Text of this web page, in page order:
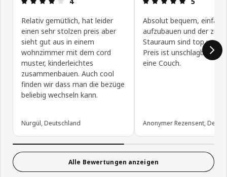
Relativ gemütlich, hat leider
einen sehr stolzen preis aber
sieht gut aus in einem
wohnzimmer mit dem cord
muster, kinderleichtes
zusammenbauen. Auch cool
finden wir dass man die bezüge
beliebig wechseln kann.
Nurgül, Deutschland
Absolut bequem, einfach
aufzubauen und der
Stauraum sind top und
Preis ist unschlagbar für
eine Couch.
Anonymer Rezensent,
Alle Bewertungen anzeigen